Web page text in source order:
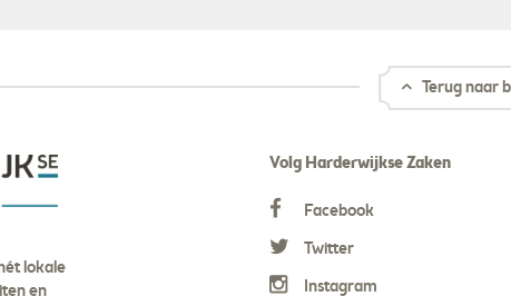
Terug naar
lokale
en
Volg Harderwijkse Zaken
Facebook
Twitter
Instagram